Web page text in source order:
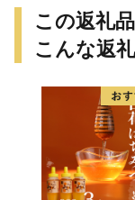
せち 本格おせち 洋
縁起物おせち 12月
け お正月 お取り寄
この返礼
こんな返